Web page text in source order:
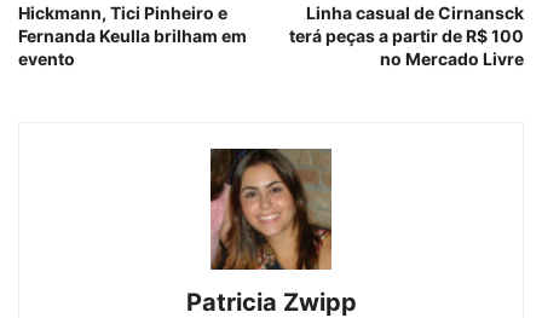
Hickmann, Tici Pinheiro e
Fernanda Keulla brilham em
evento
Linha casual de Cirnansck
terá peças a partir de R$ 100
no Mercado Livre
Patricia Zwipp